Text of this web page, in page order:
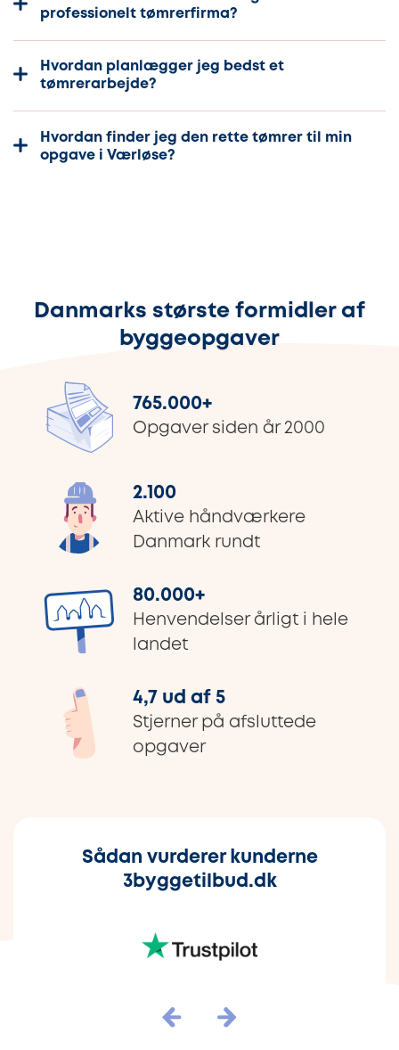
professionelt tømrerfirma?
Hvordan planlægger jeg bedst et
tømrerarbejde?
Hvordan finder jeg den rette tømrer til min
opgave i Værløse?
Danmarks største formidler af
byggeopgaver
765.000+
Opgaver siden år 2000
2.100
Aktive håndværkere
Danmark rundt
80.000+
Henvendelser årligt i hele
landet
4,7 ud af 5
Stjerner på afsluttede
opgaver
Sådan vurderer kunderne
3byggetilbud.dk